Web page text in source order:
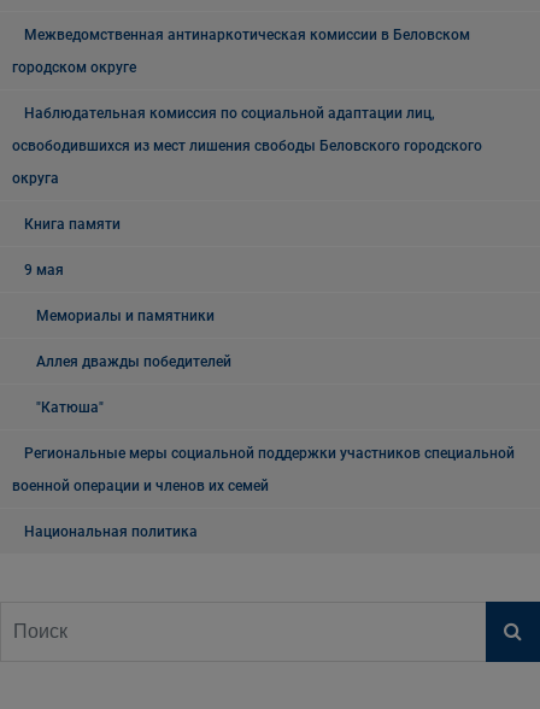
Межведомственная антинаркотическая комиссии в Беловском
городском округе
Наблюдательная комиссия по социальной адаптации лиц,
освободившихся из мест лишения свободы Беловского городского
округа
Книга памяти
9 мая
Мемориалы и памятники
Аллея дважды победителей
"Катюша"
Региональные меры социальной поддержки участников специальной
военной операции и членов их семей
Национальная политика